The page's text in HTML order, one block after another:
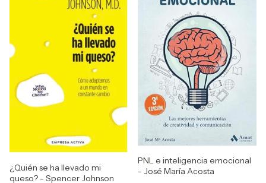
¿Quién se ha llevado mi
queso? - Spencer Johnson
PNL e inteligencia emocional
- José María Acosta